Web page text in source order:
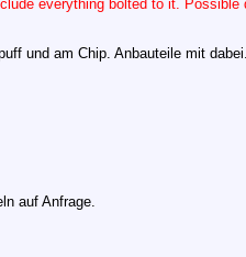
everything bolted to it.
und am Chip. Anbauteile mit
auf Anfrage.